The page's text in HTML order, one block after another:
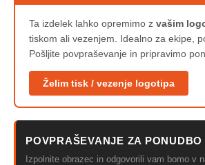
Ta izdelek lahko opremimo z vašim
tiskom ali vezenjem. Idealno za ekipe,
Pošljite povpraševanje in pripravimo
Želim tisk / vezenje logotipa
POVPRAŠEVANJE ZA PONUDBO
Izpolnite obrazec in odgovorili vam bomo v